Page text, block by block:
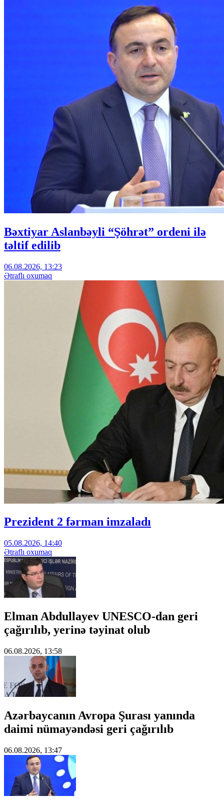
Bəxtiyar Aslanbəyli “Şöhrət” ordeni ilə
təltif edilib
06.08.2026, 13:23
Ətraflı oxumaq
Prezident 2 fərman imzaladı
05.08.2026, 14:40
Ətraflı oxumaq
Elman Abdullayev UNESCO-dan geri
çağırılıb, yerinə təyinat olub
06.08.2026, 13:58
Azərbaycanın Avropa Şurası yanında
daimi nümayəndəsi geri çağırılıb
06.08.2026, 13:47